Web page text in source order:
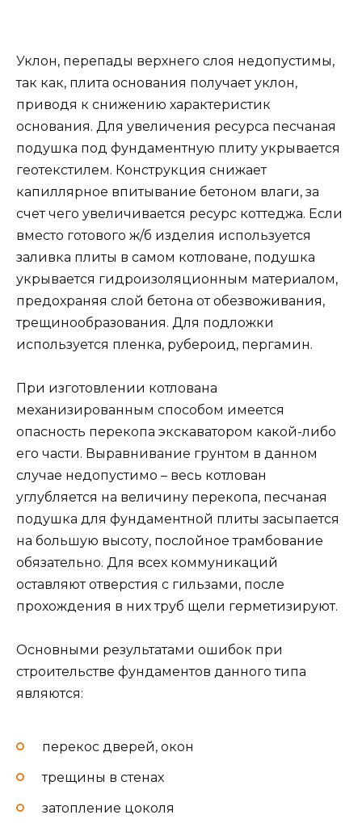
Уклон, перепады верхнего слоя недопустимы,
так как, плита основания получает уклон,
приводя к снижению характеристик
основания. Для увеличения ресурса песчаная
подушка под фундаментную плиту укрывается
геотекстилем. Конструкция снижает
капиллярное впитывание бетоном влаги, за
счет чего увеличивается ресурс коттеджа. Если
вместо готового ж/б изделия используется
заливка плиты в самом котловане, подушка
укрывается гидроизоляционным материалом,
предохраняя слой бетона от обезвоживания,
трещинообразования. Для подложки
используется пленка, рубероид, пергамин.
При изготовлении котлована
механизированным способом имеется
опасность перекопа экскаватором какой-либо
его части. Выравнивание грунтом в данном
случае недопустимо – весь котлован
углубляется на величину перекопа, песчаная
подушка для фундаментной плиты засыпается
на большую высоту, послойное трамбование
обязательно. Для всех коммуникаций
оставляют отверстия с гильзами, после
прохождения в них труб щели герметизируют.
Основными результатами ошибок при
строительстве фундаментов данного типа
являются:
перекос дверей, окон
трещины в стенах
затопление цоколя